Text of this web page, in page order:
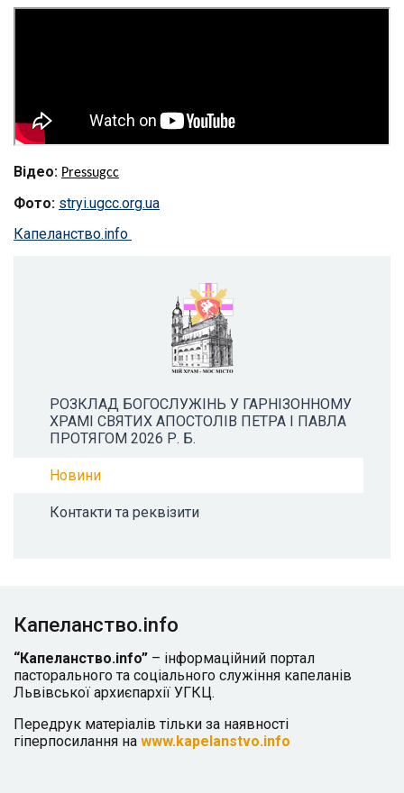
Відео: Pressugcc
Фото: stryi.ugcc.org.ua
Капеланство.info
РОЗКЛАД БОГОСЛУЖІНЬ У ГАРНІЗОННОМУ
ХРАМІ СВЯТИХ АПОСТОЛІВ ПЕТРА І ПАВЛА
ПРОТЯГОМ 2026 Р. Б.
Новини
Контакти та реквізити
Капеланство.info
“Капеланство.info” – інформаційний портал
пасторального та соціального служіння капеланів
Львівської архиєпархії УГКЦ.
Передрук матеріалів тільки за наявності
гіперпосилання на www.kapelanstvo.info